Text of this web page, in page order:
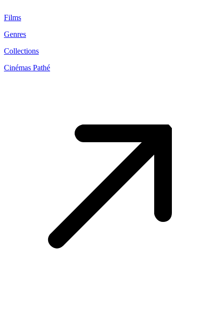
Films
Genres
Collections
Cinémas Pathé